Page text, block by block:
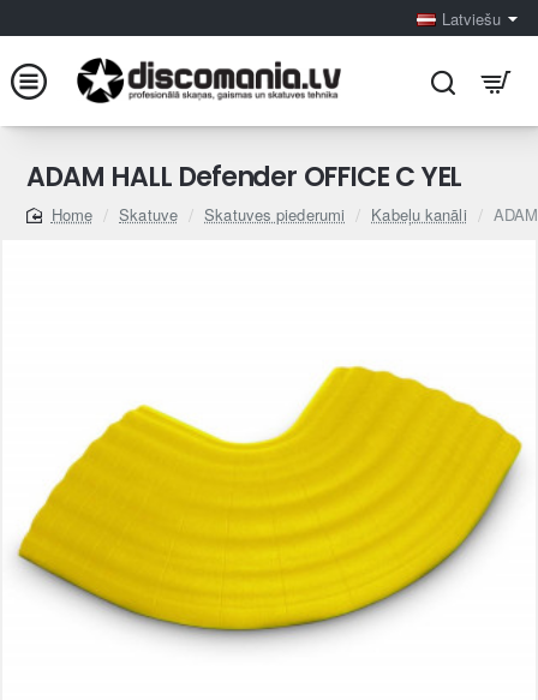
Latviešu
ADAM HALL Defender OFFICE C YEL
home
Skatuve Skatuves piederumi Kabeļu kanāli